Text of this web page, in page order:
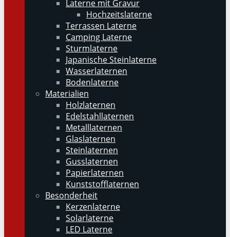
Laterne mit Gravur
Hochzeitslaterne
Terrassen Laterne
Camping Laterne
Sturmlaterne
Japanische Steinlaterne
Wasserlaternen
Bodenlaterne
Materialien
Holzlaternen
Edelstahllaternen
Metalllaternen
Glaslaternen
Steinlaternen
Gusslaternen
Papierlaternen
Kunststofflaternen
Besonderheit
Kerzenlaterne
Solarlaterne
LED Laterne